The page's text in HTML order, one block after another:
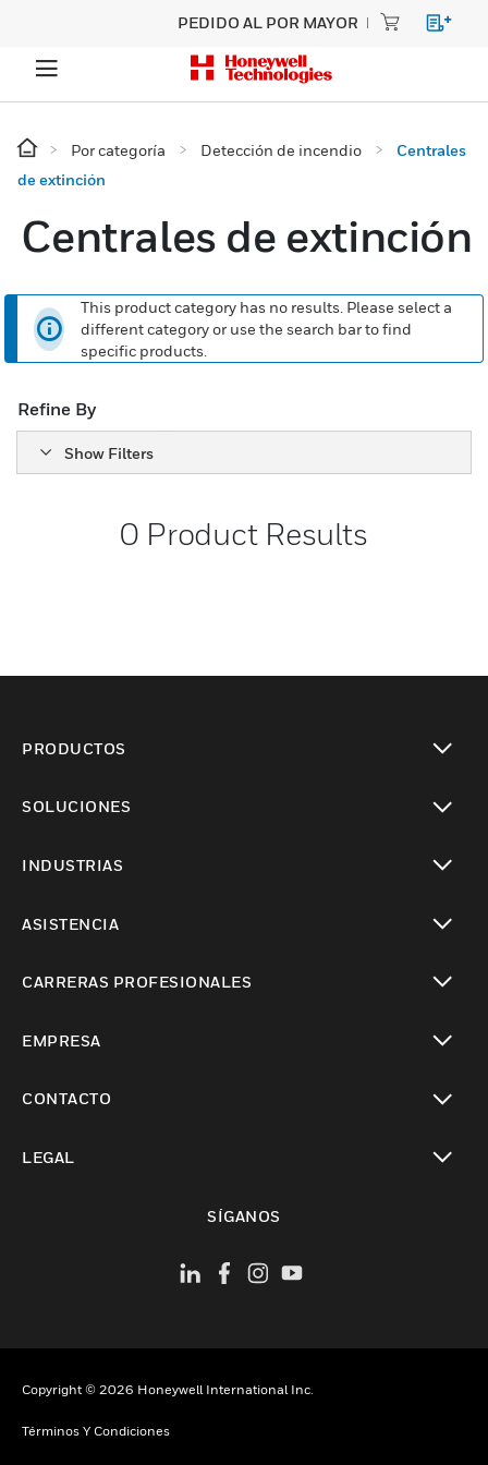
PEDIDO AL POR MAYOR
Por categoría Detección de incendio
Centrales
de extinción
Centrales de extinción
This product category has no results. Please select a
different category or use the search bar to find
specific products.
Refine By
Show Filters
0 Product Results
PRODUCTOS
SOLUCIONES
INDUSTRIAS
ASISTENCIA
CARRERAS PROFESIONALES
EMPRESA
CONTACTO
LEGAL
SÍGANOS
Copyright © 2026 Honeywell International Inc.
Términos Y Condiciones